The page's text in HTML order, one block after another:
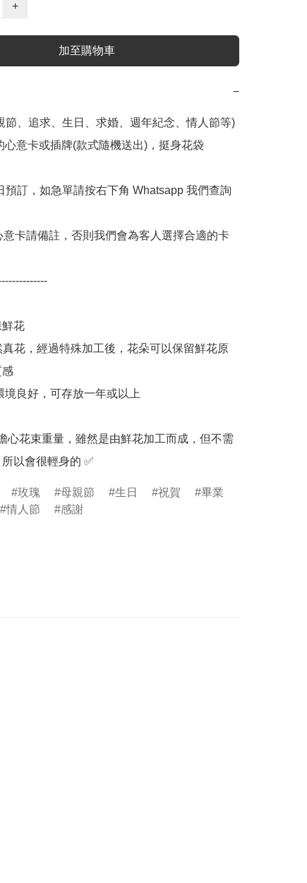
+
加至購物車
−
節、追求、生日、求婚、週年紀念、情人節等)
心意卡或插牌(款式隨機送出)，挺身花袋
預訂，如急單請按右下角 Whatsapp 我們查詢
意卡請備註，否則我們會為客人選擇合適的卡
鮮花
真花，經過特殊加工後，花朵可以保留鮮花原
感
境良好，可存放一年或以上
心花束重量，雖然是由鮮花加工而成，但不需
以會很輕身的 ✅
玫瑰 母親節 生日 祝賀
畢業
情人節 感謝